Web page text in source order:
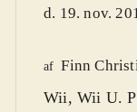
d. 19. nov.
af Finn
Wii, Wii U.